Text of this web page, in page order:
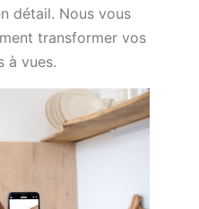
détail. Nous vous
transformer vos
à vues.